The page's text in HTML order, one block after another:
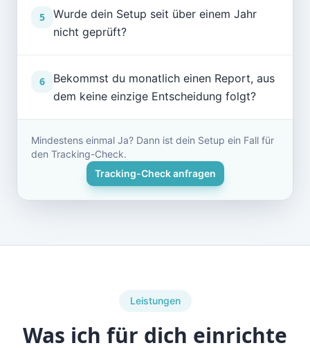
5
Wurde dein Setup seit über einem Jahr
nicht geprüft?
6
Bekommst du monatlich einen Report, aus
dem keine einzige Entscheidung folgt?
Mindestens einmal Ja? Dann ist dein Setup ein Fall für
den Tracking-Check.
Tracking-Check anfragen
Leistungen
Was ich für dich einrichte